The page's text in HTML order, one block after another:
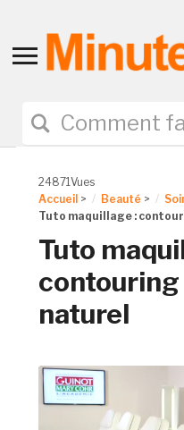
Toggle
navigation
24871Vues
Accueil > Beauté >
Tuto maquillage :
Tuto
naturel